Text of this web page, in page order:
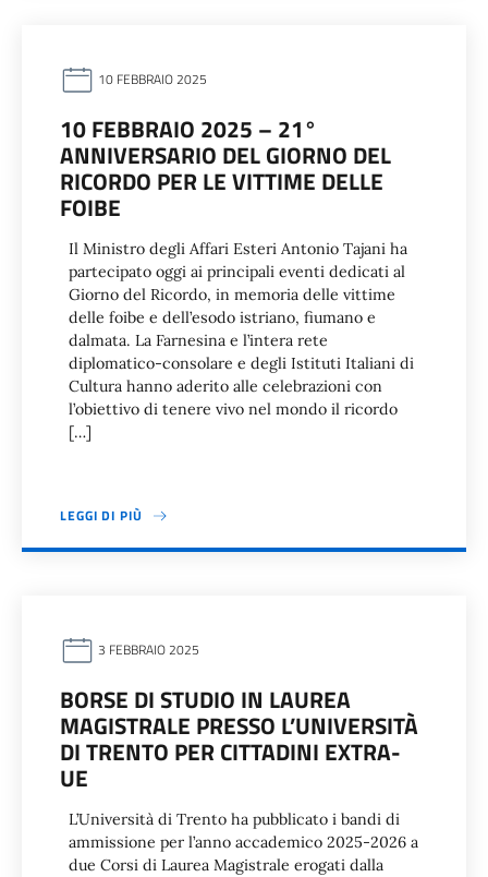
10 FEBBRAIO 2025
10 FEBBRAIO 2025 – 21°
ANNIVERSARIO DEL GIORNO DEL
RICORDO PER LE VITTIME DELLE
FOIBE
Il Ministro degli Affari Esteri Antonio Tajani ha
partecipato oggi ai principali eventi dedicati al
Giorno del Ricordo, in memoria delle vittime
delle foibe e dell’esodo istriano, fiumano e
dalmata. La Farnesina e l’intera rete
diplomatico-consolare e degli Istituti Italiani di
Cultura hanno aderito alle celebrazioni con
l’obiettivo di tenere vivo nel mondo il ricordo
[…]
LEGGI DI PIÙ
3 FEBBRAIO 2025
BORSE DI STUDIO IN LAUREA
MAGISTRALE PRESSO L’UNIVERSITÀ
DI TRENTO PER CITTADINI EXTRA-
UE
L’Università di Trento ha pubblicato i bandi di
ammissione per l’anno accademico 2025-2026 a
due Corsi di Laurea Magistrale erogati dalla